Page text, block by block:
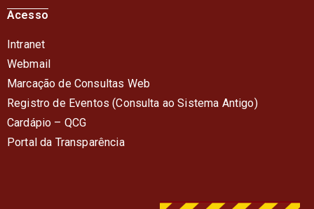
Acesso
Intranet
Webmail
Marcação de Consultas Web
Registro de Eventos (Consulta ao Sistema Antigo)
Cardápio – QCG
Portal da Transparência